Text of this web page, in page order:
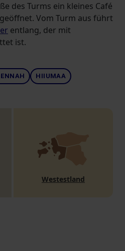
des Turms ein kleines Café
Vom Turm aus führt
entlang, der mit
ist.
HIIUMAA
Westestland